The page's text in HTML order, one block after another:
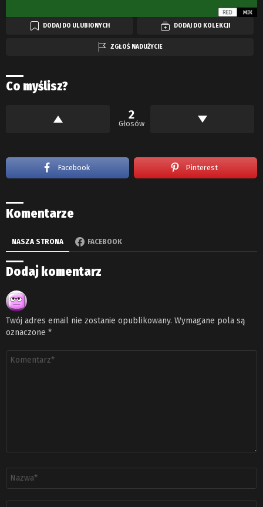
DODAJ DO ULUBIONYCH DODAJ DO KOLEKCJI
ZGŁOŚ NADUŻYCIE
Co myślisz?
2
Głosów
Facebook Pinterest
Komentarze
NASZA STRONA FACEBOOK
Dodaj komentarz
Twój adres email nie zostanie opublikowany. Wymagane pola są
oznaczone *